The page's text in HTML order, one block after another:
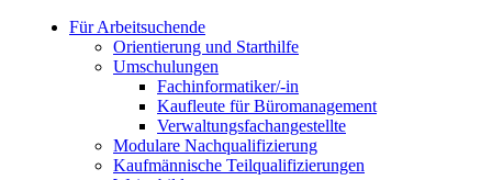
Für Arbeitsuchende
Orientierung und Starthilfe
Umschulungen
Fachinformatiker/-in
Kaufleute für Büromanagement
Verwaltungsfachangestellte
Modulare Nachqualifizierung
Kaufmännische Teilqualifizierungen